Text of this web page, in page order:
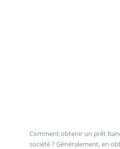
Comment obtenir un prêt
société ? Généralement, en